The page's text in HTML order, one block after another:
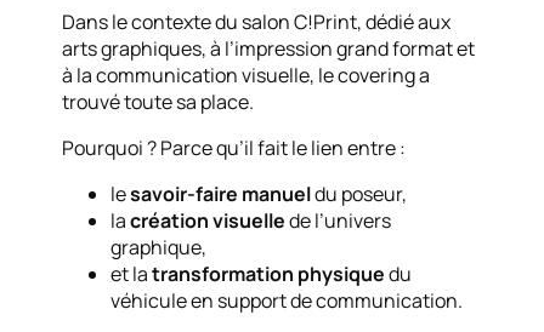
Dans le contexte du salon C!Print, dédié aux
arts graphiques, à l’impression grand format et
à la communication visuelle, le covering a
trouvé toute sa place.
Pourquoi ? Parce qu’il fait le lien entre :
lesavoir-faire manueldu poseur,
lacréation visuellede l’univers
graphique,
et latransformation physiquedu
véhicule en support de communication.